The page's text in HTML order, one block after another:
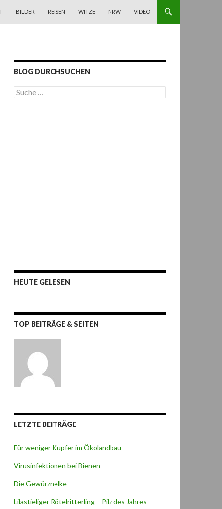
BILDER REISEN WITZE NRW VIDEO
BLOG DURCHSUCHEN
S
u
HEUTE GELESEN
TOP BEITRÄGE & SEITEN
LETZTE BEITRÄGE
Für weniger Kupfer im Ökolandbau
Virusinfektionen bei Bienen
Die Gewürznelke
Lilastieliger Rötelritterling – Pilz des Jahres